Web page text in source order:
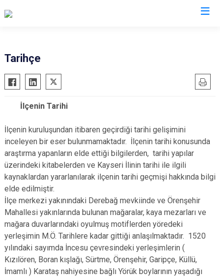
Akkışla
Bünyan
Develi
Felahiye
Hacılar
İncesu
Kocasinan
Melikgazi
Talas
Tomarza
Yahyalı
Yeşilhisar
Tarihçe
İlçenin Tarihi
İlçenin kuruluşundan itibaren geçirdiği tarihi gelişimini
inceleyen bir eser bulunmamaktadır. İlçenin tarihi konusunda
araştırma yapanların elde ettiği bilgilerden, tarihi yapılar
üzerindeki kitabelerden ve Kayseri İlinin tarihi ile ilgili
kaynaklardan yararlanılarak ilçenin tarihi geçmişi hakkında bilgi
elde edilmiştir.
İlçe merkezi yakınındaki Derebağ mevkiinde ve Örenşehir
Mahallesi yakınlarında bulunan mağaralar, kaya mezarları ve
mağara duvarlarındaki oyulmuş motiflerden yöredeki
yerleşimin M.Ö. Tarihlere kadar gittiği anlaşılmaktadır. 1520
yılındaki sayımda İncesu çevresindeki yerleşimlerin (
Kızılören, Boran kışlağı, Sürtme, Örenşehir, Garipçe, Küllü,
İmamlı ) Karataş nahiyesine bağlı Yörük boylarının yaşadığı